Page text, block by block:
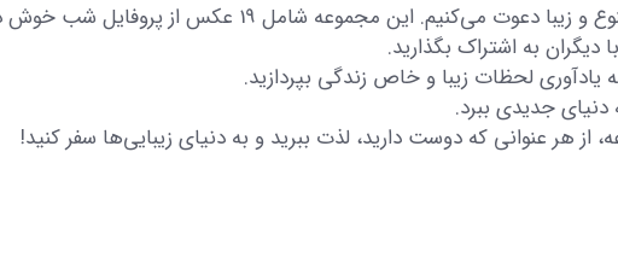
در اینجا شما را به تماشای مجموعه‌ای از عکس‌های
به اشتراک بگذارید.
یادآوری لحظات زیبا و خاص زندگی بپردازید.
جدیدی ببرد.
هر عنوانی که دوست دارید، لذت ببرید و به دنیای زیبایی‌ها سفر کنید!